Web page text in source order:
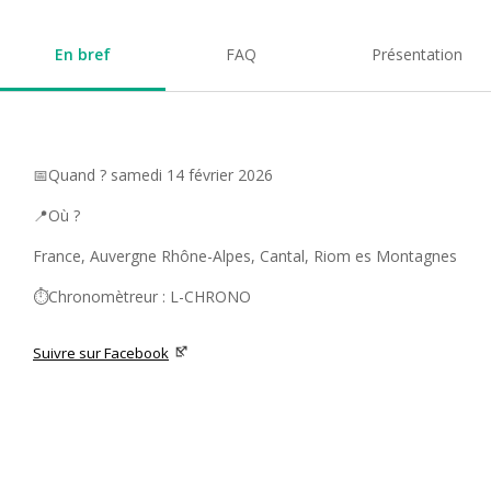
En bref FAQ Présentation
📅Quand ? samedi 14 février 2026
📍Où ?
France, Auvergne Rhône-Alpes, Cantal, Riom es Montagnes
⏱️Chronomètreur : L-CHRONO
Suivre sur Facebook